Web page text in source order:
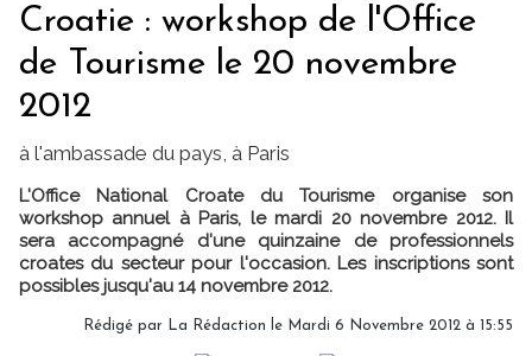
Croatie : workshop de l'Office
de Tourisme le 20 novembre
2012
à l'ambassade du pays, à Paris
L'Office National Croate du Tourisme organise son
workshop annuel à Paris, le mardi 20 novembre 2012. Il
sera accompagné d'une quinzaine de professionnels
croates du secteur pour l'occasion. Les inscriptions sont
possibles jusqu'au 14 novembre 2012.
Rédigé par La Rédaction le Mardi 6 Novembre 2012 à 15:55